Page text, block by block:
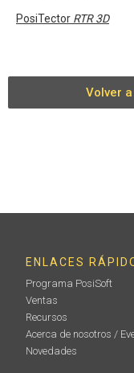
PosiTector RTR 3D
Volver
ENLACES
Programa PosiSoft
Ventas
Recursos
Acerca de nosotros /
Novedades